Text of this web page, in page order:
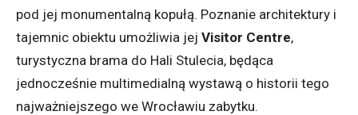
pod jej monumentalną kopułą. Poznanie architektury i
tajemnic obiektu umożliwia jej Visitor Centre,
turystyczna brama do Hali Stulecia, będąca
jednocześnie multimedialną wystawą o historii tego
najważniejszego we Wrocławiu zabytku.